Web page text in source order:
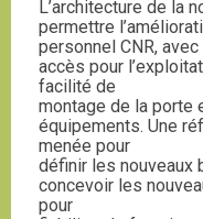
L’architecture de la
permettre
personnel CNR,
accès pour
facilité de
montage de la porte
équipements. Une
menée pour
définir les nouveaux
concevoir les
pour